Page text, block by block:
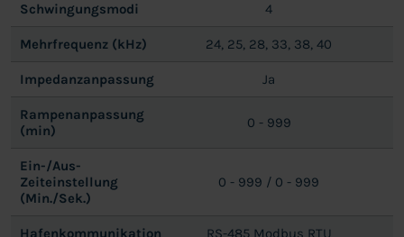
Schwingungsmodi 4
Mehrfrequenz (kHz) 24, 25, 28, 33, 38, 40
Impedanzanpassung Ja
Rampenanpassung
(min)
0 - 999
Ein-/Aus-
Zeiteinstellung
(Min./Sek.)
0 - 999 / 0 - 999
Hafenkommunikation RS-485 Modbus RTU